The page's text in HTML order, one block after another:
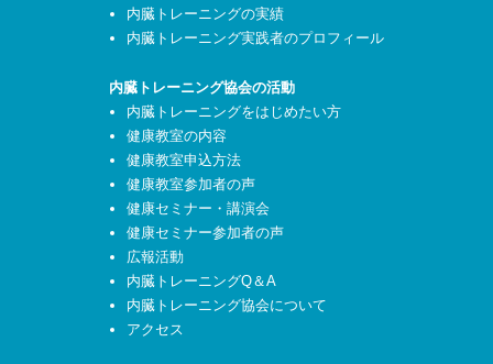
内臓トレーニングの実績
内臓トレーニング実践者のプロフィール
内臓トレーニング協会の活動
内臓トレーニングをはじめたい方
健康教室の内容
健康教室申込方法
健康教室参加者の声
健康セミナー・講演会
健康セミナー参加者の声
広報活動
内臓トレーニングQ＆A
内臓トレーニング協会について
アクセス